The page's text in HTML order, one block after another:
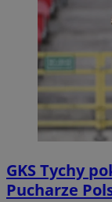
GKS Tychy
Pucharze